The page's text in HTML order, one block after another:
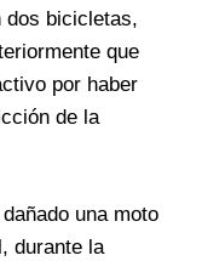
dos bicicletas,
que
por haber
de la
una moto
durante la